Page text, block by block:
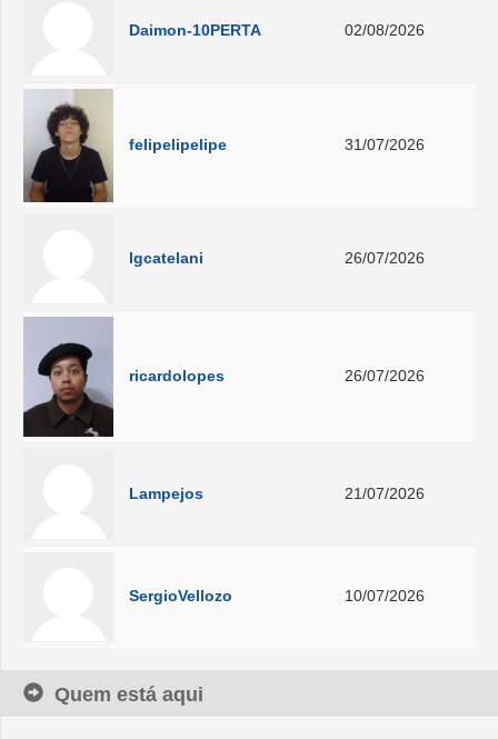
Daimon-10PERTA 02/08/2026
felipelipelipe 31/07/2026
lgcatelani 26/07/2026
ricardolopes 26/07/2026
Lampejos 21/07/2026
SergioVellozo 10/07/2026
Quem está aqui